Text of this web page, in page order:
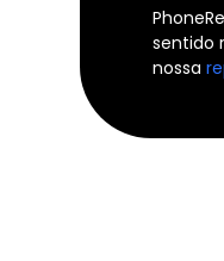
sentido
nossa